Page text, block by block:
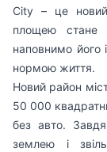
City – це
площею стане
наповнимо його
нормою життя.
Новий район
50 000
без авто.
землею і